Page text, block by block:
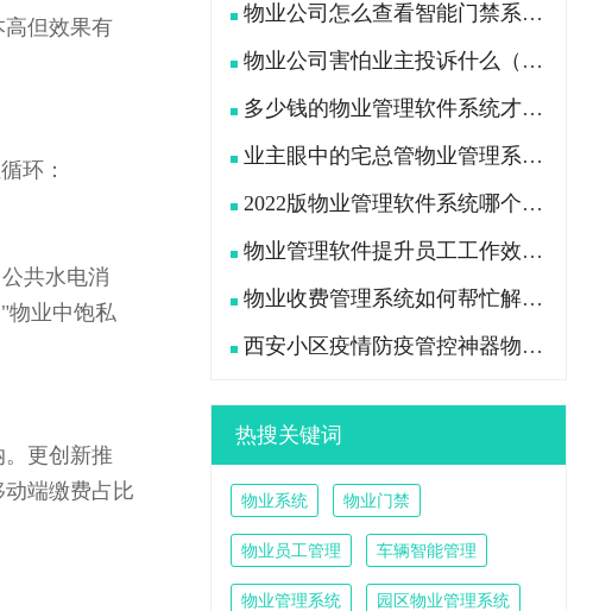
但效果有
环：
共水电消
物业中饱私
更创新推
端缴费占比
物业公司怎么查看智能门禁系统中行人及车辆出入记录
物业公司害怕业主投诉什么（业主用什么办法“治”物业公司）
多少钱的物业管理软件系统才是功能全且好用的？
业主眼中的宅总管物业管理系统APP是什么样的?
2022版物业管理软件系统哪个好（挑选物业软件看这7点）
物业管理软件提升员工工作效率、减轻工作压力
物业收费管理系统如何帮忙解决物业公司收费困难问题
西安小区疫情防疫管控神器物业管理系统
热搜关键词
物业系统 物业门禁
物业员工管理 车辆智能管理
物业管理系统 园区物业管理系统